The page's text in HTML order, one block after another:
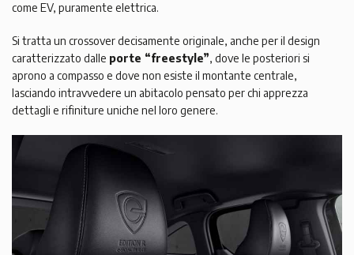
come EV, puramente elettrica.
Si tratta un crossover decisamente originale, anche per il design
caratterizzato dalle porte “freestyle”, dove le posteriori si
aprono a compasso e dove non esiste il montante centrale,
lasciando intravvedere un abitacolo pensato per chi apprezza
dettagli e rifiniture uniche nel loro genere.